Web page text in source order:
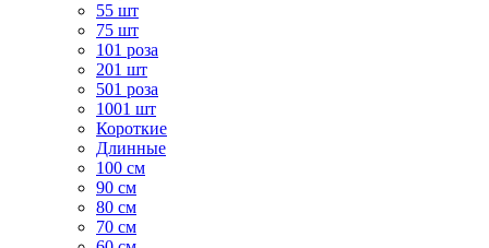
55 шт
75 шт
101 роза
201 шт
501 роза
1001 шт
Короткие
Длинные
100 см
90 см
80 см
70 см